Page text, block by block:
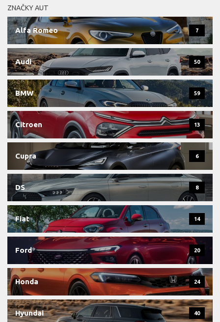
ZNAČKY AUT
Alfa Romeo 7
Audi 50
BMW 59
Citroen 13
Cupra 6
DS 8
Fiat 14
Ford 20
Honda 24
Hyundai 40